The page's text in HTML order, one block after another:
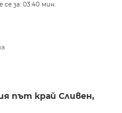
се за: 03:40 мин.
път край Сливен,